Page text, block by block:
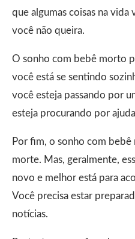
que algumas coisas na
você não queira.
O sonho com bebê morto
você está se sentindo
você esteja passando por
esteja procurando por
Por fim, o sonho com
morte. Mas, geralmente,
novo e melhor está para
Você precisa estar
notícias.